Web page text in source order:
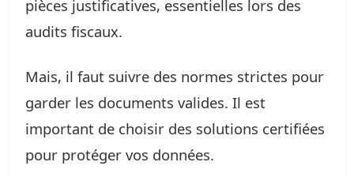
pièces justificatives, essentielles lors des
audits fiscaux.
Mais, il faut suivre des normes strictes pour
garder les documents valides. Il est
important de choisir des solutions certifiées
pour protéger vos données.